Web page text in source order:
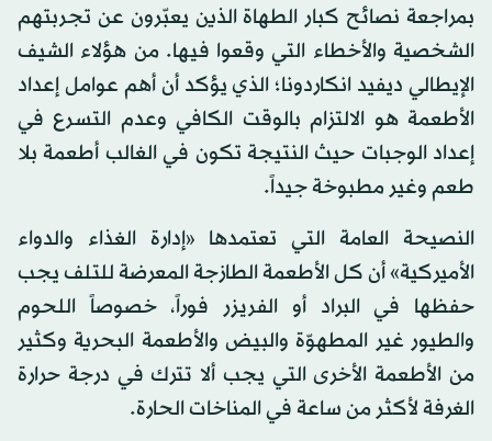
بمراجعة نصائح كبار الطهاة الذين يعبّرون عن تجربتهم
الشخصية والأخطاء التي وقعوا فيها. من هؤلاء الشيف
الإيطالي ديفيد انكاردونا؛ الذي يؤكد أن أهم عوامل إعداد
الأطعمة هو الالتزام بالوقت الكافي وعدم التسرع في
إعداد الوجبات حيث النتيجة تكون في الغالب أطعمة بلا
طعم وغير مطبوخة جيداً.
النصيحة العامة التي تعتمدها «إدارة الغذاء والدواء
الأميركية» أن كل الأطعمة الطازجة المعرضة للتلف يجب
حفظها في البراد أو الفريزر فوراً، خصوصاً اللحوم
والطيور غير المطهوّة والبيض والأطعمة البحرية وكثير
من الأطعمة الأخرى التي يجب ألا تترك في درجة حرارة
الغرفة لأكثر من ساعة في المناخات الحارة.